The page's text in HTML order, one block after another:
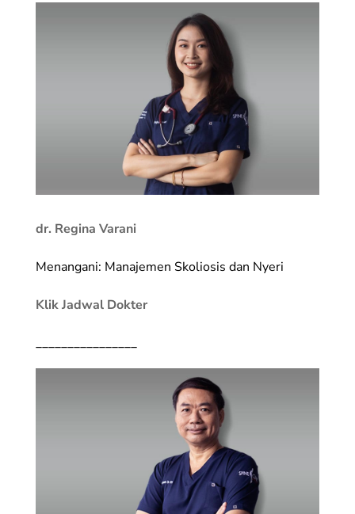
dr. Regina Varani
Menangani: Manajemen Skoliosis dan Nyeri
Klik Jadwal Dokter
________________